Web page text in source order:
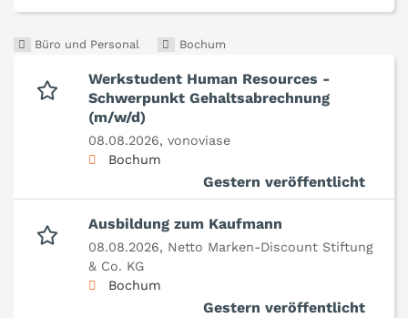
Büro und Personal Bochum
Werkstudent Human Resources -
Schwerpunkt Gehaltsabrechnung
(m/w/d)
08.08.2026, vonoviase
Bochum
Gestern veröffentlicht
Ausbildung zum Kaufmann
08.08.2026, Netto Marken-Discount Stiftung
& Co. KG
Bochum
Gestern veröffentlicht